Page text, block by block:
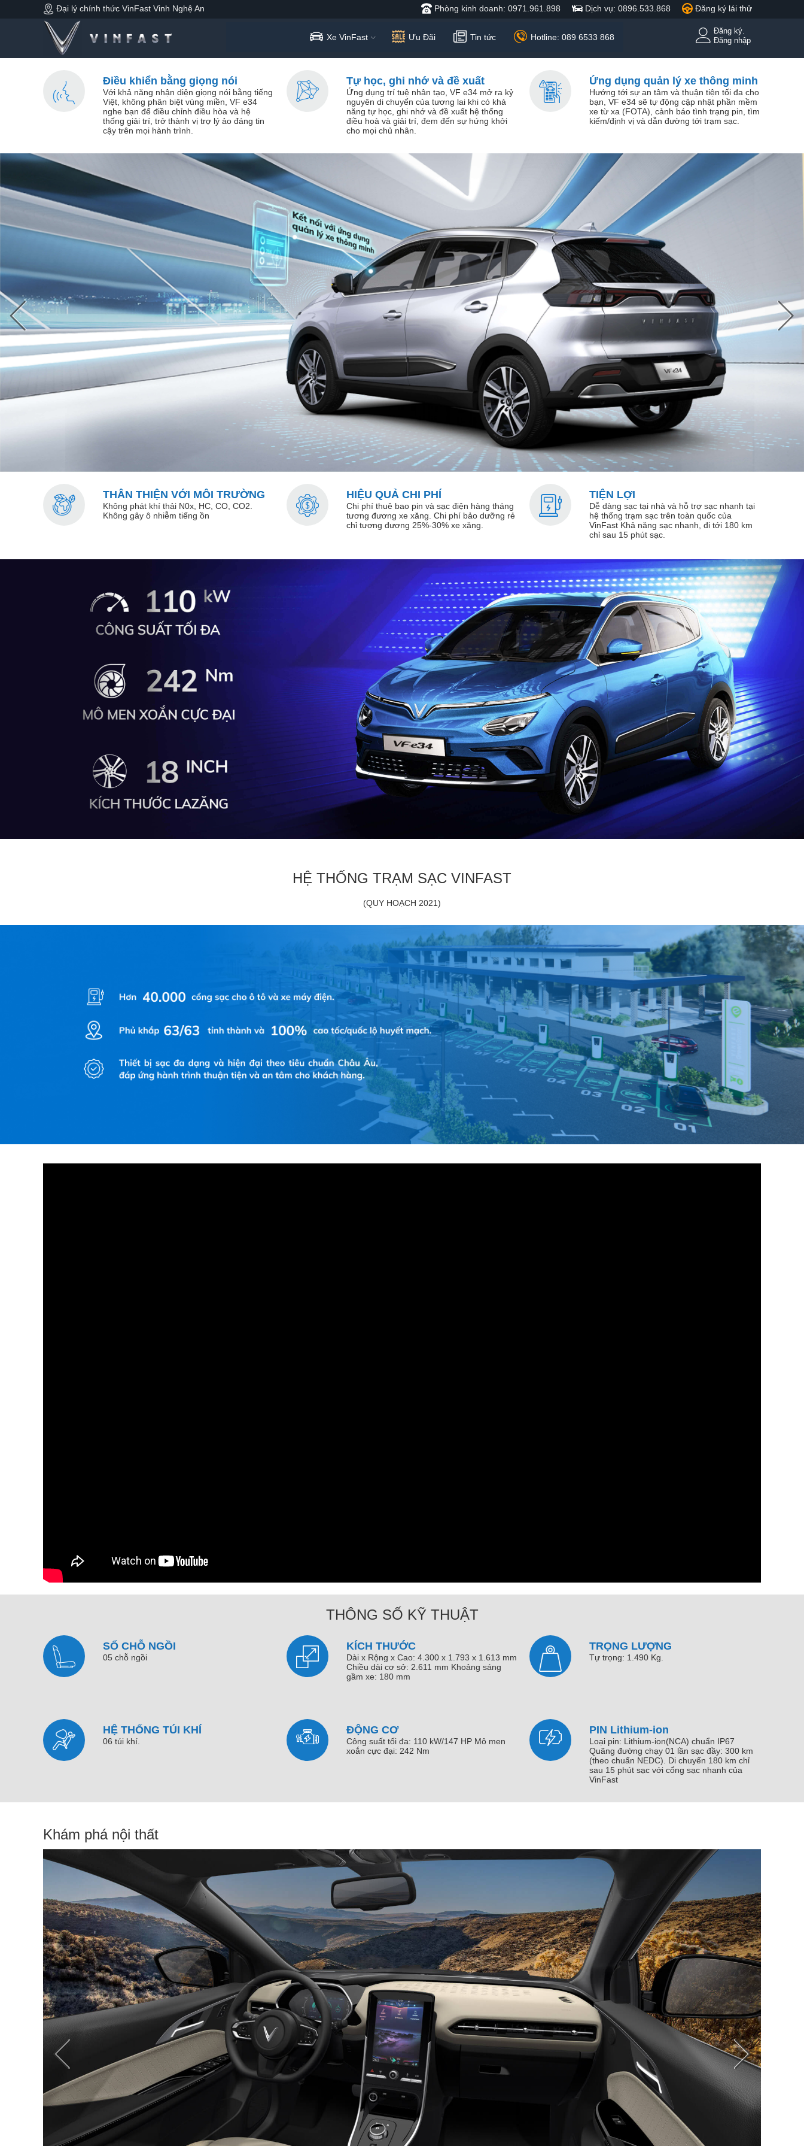
Đại lý chính thức VinFast Vinh Nghệ An Phòng kinh doanh: 0971.961.898 Dịch vụ: 0896.533.868 Đăng ký lái thử
Xe VinFast Ưu Đãi Tin tức Hotline: 089 6533 868
Đăng ký.
Đăng nhập
Điều khiển bằng giọng nói
Với khả năng nhận diện giọng nói bằng tiếng
Việt, không phân biệt vùng miền, VF e34
nghe bạn để điều chỉnh điều hòa và hệ
thống giải trí, trở thành vị trợ lý ảo đáng tin
cậy trên mọi hành trình.
Tự học, ghi nhớ và đề xuất
Ứng dụng trí tuệ nhân tạo, VF e34 mở ra kỷ
nguyên di chuyển của tương lai khi có khả
năng tự học, ghi nhớ và đề xuất hệ thống
điều hoà và giải trí, đem đến sự hứng khởi
cho mọi chủ nhân.
Ứng dụng quản lý xe thông minh
Hướng tới sự an tâm và thuận tiện tối đa cho
bạn, VF e34 sẽ tự động cập nhật phần mềm
xe từ xa (FOTA), cảnh báo tình trạng pin, tìm
kiếm/định vị và dẫn đường tới trạm sạc.
Trước
THÂN THIỆN VỚI MÔI TRƯỜNG
Không phát khí thải N0x, HC, CO, CO2​.
Không gây ô nhiễm tiếng ồn​
HIỆU QUẢ CHI PHÍ
Chi phí thuê bao pin và sạc điện hàng tháng
tương đương xe xăng​. Chi phí bảo dưỡng rẻ
chỉ tương đương 25%-30% xe xăng.
TIỆN LỢI
Dễ dàng sạc tại nhà và hỗ trợ sạc nhanh tại
hệ thống trạm sạc trên toàn quốc của
VinFast Khả năng sạc nhanh, đi tới 180 km
chỉ sau 15 phút sạc.
HỆ THỐNG TRẠM SẠC VINFAST
(QUY HOẠCH 2021)
THÔNG SỐ KỸ THUẬT
SỐ CHỖ NGỒI
05 chỗ ngồi
KÍCH THƯỚC
Dài x Rộng x Cao: 4.300 x 1.793 x 1.613 mm
Chiều dài cơ sở: 2.611 mm Khoảng sáng
gầm xe: 180 mm
TRỌNG LƯỢNG
Tự trọng: 1.490 Kg.
HỆ THỐNG TÚI KHÍ
06 túi khí.
ĐỘNG CƠ
Công suất tối đa: 110 kW/147 HP Mô men
xoắn cực đại: 242 Nm
PIN Lithium-ion
Loại pin: Lithium-ion(NCA) chuẩn IP67
Quãng đường chạy 01 lần sạc đầy: 300 km
(theo chuẩn NEDC). Di chuyển 180 km chỉ
sau 15 phút sạc với cổng sạc nhanh của
VinFast
Khám phá nội thất
Trước
Tiếp
theo